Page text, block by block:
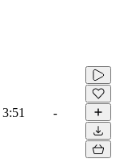
3:51 -